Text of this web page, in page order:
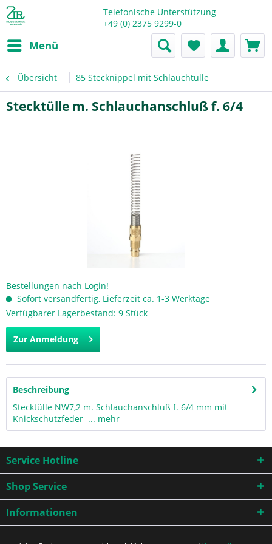
Telefonische Unterstützung
+49 (0) 2375 9299-0
Menü
Übersicht 85 Stecknippel mit Schlauchtülle
Stecktülle m. Schlauchanschluß f. 6/4
Bestellungen nach Login!
Sofort versandfertig, Lieferzeit ca. 1-3 Werktage
Verfügbarer Lagerbestand: 9 Stück
Zur Anmeldung
Beschreibung
Stecktülle NW7,2 m. Schlauchanschluß f. 6/4 mm mit
Knickschutzfeder ... mehr
Service Hotline
Shop Service
Informationen